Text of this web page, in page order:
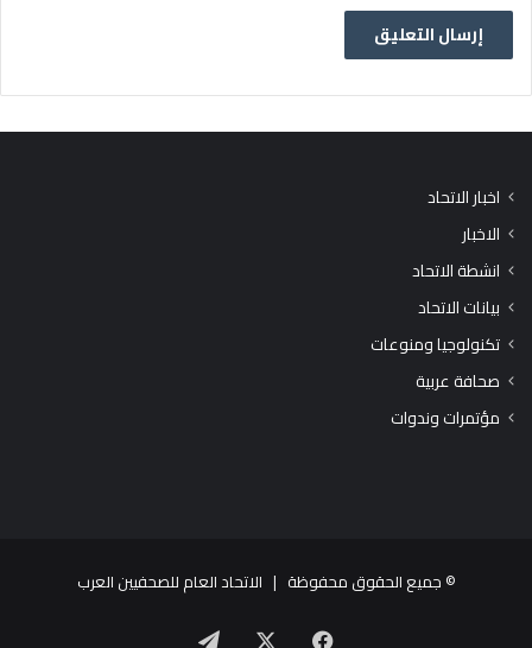
اخبار الاتحاد
الاخبار
انشطة الاتحاد
بيانات الاتحاد
تكنولوجيا ومنوعات
صحافة عربية
مؤتمرات وندوات
© جميع الحقوق محفوظة | الاتحاد العام للصحفيين العرب
فيسبوك تيلقرام